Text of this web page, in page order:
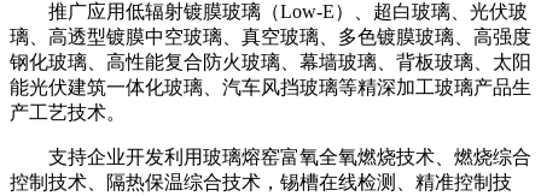
推广应用低辐射镀膜玻璃（Low-E）、超白玻璃、光伏玻
璃、高透型镀膜中空玻璃、真空玻璃、多色镀膜玻璃、高强度
钢化玻璃、高性能复合防火玻璃、幕墙玻璃、背板玻璃、太阳
能光伏建筑一体化玻璃、汽车风挡玻璃等精深加工玻璃产品生
产工艺技术。
支持企业开发利用玻璃熔窑富氧全氧燃烧技术、燃烧综合
控制技术、隔热保温综合技术，锡槽在线检测、精准控制技